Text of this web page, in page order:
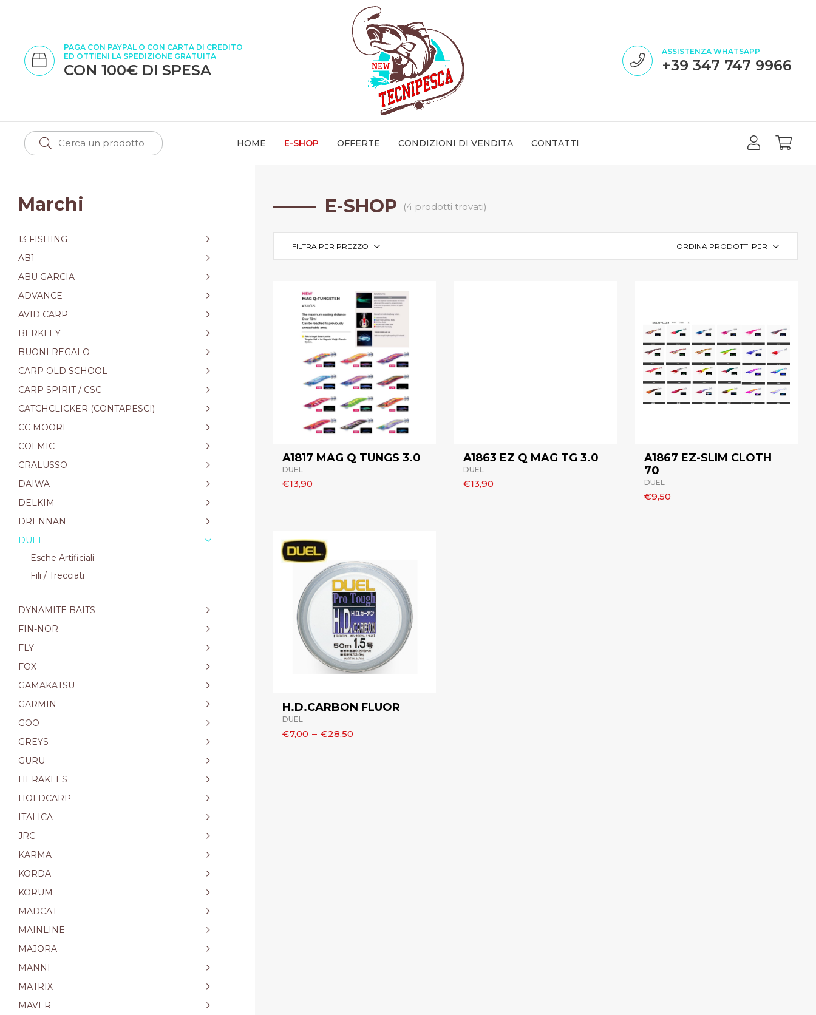
PAGA CON PAYPAL O CON CARTA DI CREDITO
ED OTTIENI LA SPEDIZIONE GRATUITA
CON 100€ DI SPESA
ASSISTENZA WHATSAPP
+39 347 747 9966
HOME E-SHOP OFFERTE CONDIZIONI DI VENDITA CONTATTI
Marchi
13 FISHING
AB1
ABU GARCIA
ADVANCE
AVID CARP
BERKLEY
BUONI REGALO
CARP OLD SCHOOL
CARP SPIRIT / CSC
CATCHCLICKER (CONTAPESCI)
CC MOORE
COLMIC
CRALUSSO
DAIWA
DELKIM
DRENNAN
DUEL
Esche Artificiali
Fili / Trecciati
DYNAMITE BAITS
FIN-NOR
FLY
FOX
GAMAKATSU
GARMIN
GOO
GREYS
GURU
HERAKLES
HOLDCARP
ITALICA
JRC
KARMA
KORDA
KORUM
MADCAT
MAINLINE
MAJORA
MANNI
MATRIX
MAVER
E-SHOP (4 prodotti trovati)
FILTRA PER PREZZO ORDINA PRODOTTI PER
A1817 MAG Q TUNGS 3.0
DUEL
€13,90
A1863 EZ Q MAG TG 3.0
DUEL
€13,90
A1867 EZ-SLIM CLOTH
70
DUEL
€9,50
H.D.CARBON FLUOR
DUEL
€7,00 – €28,50